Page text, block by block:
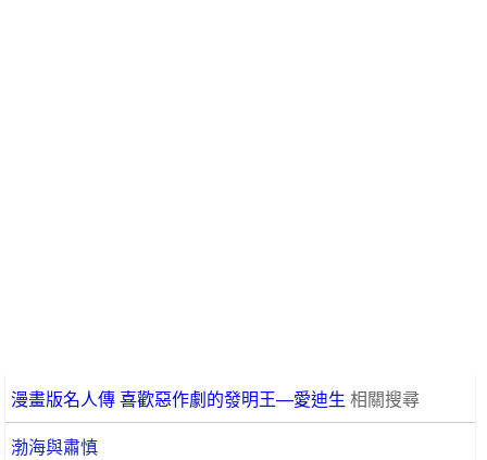
漫畫版名人傳 喜歡惡作劇的發明王—愛迪生 相關搜尋
渤海與肅慎